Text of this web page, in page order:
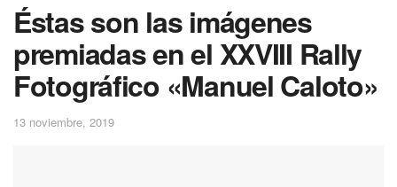
Éstas son las imágenes
premiadas en el XXVIII Rally
Fotográfico «Manuel Caloto»
13 noviembre, 2019